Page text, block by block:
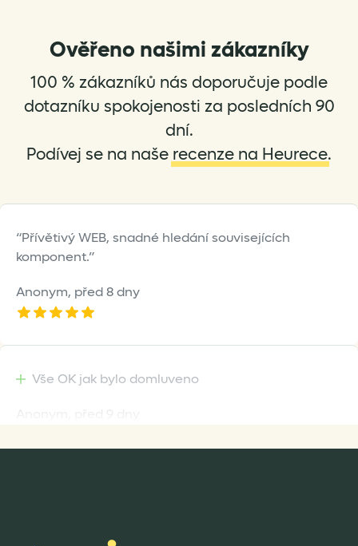
Ověřeno našimi zákazníky
100 % zákazníků nás doporučuje podle
dotazníku spokojenosti za posledních 90
dní.
Podívej se na naše recenze na Heurece.
Přívětivý WEB, snadné hledání souvisejících
komponent.
Anonym, před 8 dny
Vše OK jak bylo domluveno